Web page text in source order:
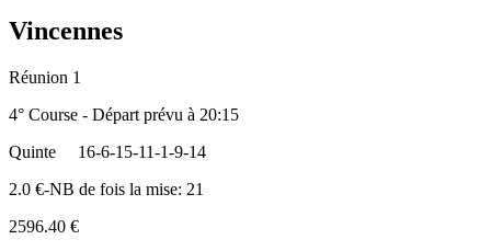
Vincennes
Réunion 1
4° Course - Départ prévu à 20:15
Quinte
16-6-15-11-1-9-14
2.0 €-NB de fois la mise: 21
2596.40 €